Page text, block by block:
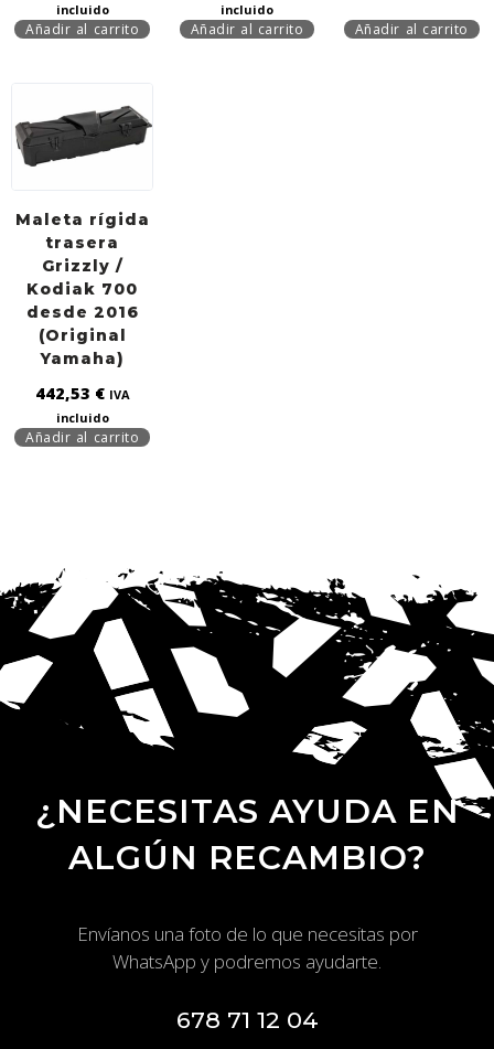
incluido
Añadir al carrito
incluido
Añadir al carrito Añadir al carrito
Maleta rígida
trasera
Grizzly /
Kodiak 700
desde 2016
(Original
Yamaha)
442,53 € IVA
incluido
Añadir al carrito
¿NECESITAS AYUDA EN
ALGÚN RECAMBIO?
Envíanos una foto de lo que necesitas por
WhatsApp y podremos ayudarte.
678 71 12 04